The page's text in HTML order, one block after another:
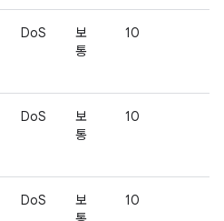
DoS
보
통
10
DoS
보
통
10
DoS
보
10